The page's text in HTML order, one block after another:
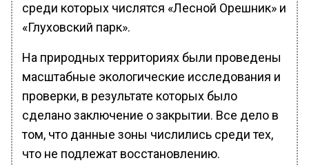
среди которых числятся «Лесной Орешник» и
«Глуховский парк».
На природных территориях были проведены
масштабные экологические исследования и
проверки, в результате которых было
сделано заключение о закрытии. Все дело в
том, что данные зоны числились среди тех,
что не подлежат восстановлению.